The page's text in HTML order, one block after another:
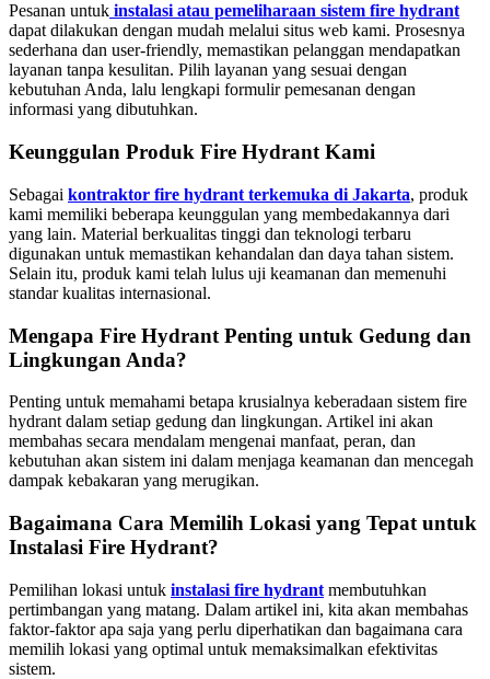
Pesanan untuk instalasi atau pemeliharaan sistem fire hydrant
dapat dilakukan dengan mudah melalui situs web kami. Prosesnya
sederhana dan user-friendly, memastikan pelanggan mendapatkan
layanan tanpa kesulitan. Pilih layanan yang sesuai dengan
kebutuhan Anda, lalu lengkapi formulir pemesanan dengan
informasi yang dibutuhkan.
Keunggulan Produk Fire Hydrant Kami
Sebagai kontraktor fire hydrant terkemuka di Jakarta, produk
kami memiliki beberapa keunggulan yang membedakannya dari
yang lain. Material berkualitas tinggi dan teknologi terbaru
digunakan untuk memastikan kehandalan dan daya tahan sistem.
Selain itu, produk kami telah lulus uji keamanan dan memenuhi
standar kualitas internasional.
Mengapa Fire Hydrant Penting untuk Gedung dan
Lingkungan Anda?
Penting untuk memahami betapa krusialnya keberadaan sistem fire
hydrant dalam setiap gedung dan lingkungan. Artikel ini akan
membahas secara mendalam mengenai manfaat, peran, dan
kebutuhan akan sistem ini dalam menjaga keamanan dan mencegah
dampak kebakaran yang merugikan.
Bagaimana Cara Memilih Lokasi yang Tepat untuk
Instalasi Fire Hydrant?
Pemilihan lokasi untuk instalasi fire hydrant membutuhkan
pertimbangan yang matang. Dalam artikel ini, kita akan membahas
faktor-faktor apa saja yang perlu diperhatikan dan bagaimana cara
memilih lokasi yang optimal untuk memaksimalkan efektivitas
sistem.